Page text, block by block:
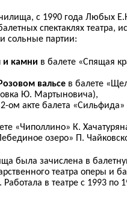
с 1990 года Любых
спектаклях театра,
сольные партии:
и камни в балете «Спящая
вальсе в балете
Ю. Мартыновича),
ом акте балета «Сильфида»
«Чиполлино» К.
озеро» П.
была зачислена в
театра оперы и
в театре с 1993 по